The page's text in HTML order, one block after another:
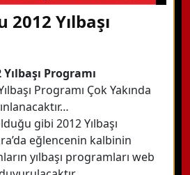
2012 Yılbaşı
Programı
Programı Çok Yakında
gibi 2012 Yılbaşı
eğlencenin kalbinin
yılbaşı programları web